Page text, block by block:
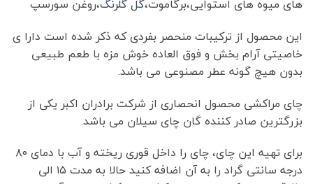
های میوه های استوایی،برگاموت،گل گلرنگ،روغن سورسپ
این محصول از ترکیبات منحصر بفردی که ذکر شده است دارا ی
خاصیتی آرام بخش و فوق العاده خوش مزه با طعم طبیعی
بدون هیچ گونه عطر مصنوعی می باشد.
چای مراکشی محصول انحصاری از شرکت برادران اکبر یکی از
بزرگترین صادر کننده گان چای سیلان می باشد.
برای تهیه این چای، چای را داخل قوری ریخته و آب با دمای ۸۰
درجه سانتی گراد را به آن اضافه کنید حالا به مدت ۱۵ الی